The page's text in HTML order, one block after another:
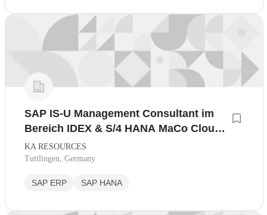
SAP IS-U Management Consultant im
Bereich IDEX & S/4 HANA MaCo Cloud
bei innovativem Beratungshaus
KA RESOURCES
Tuttlingen, Germany
SAP ERP SAP HANA